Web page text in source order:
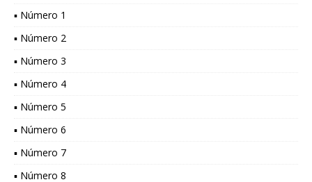
▪ Número 1
▪ Número 2
▪ Número 3
▪ Número 4
▪ Número 5
▪ Número 6
▪ Número 7
▪ Número 8